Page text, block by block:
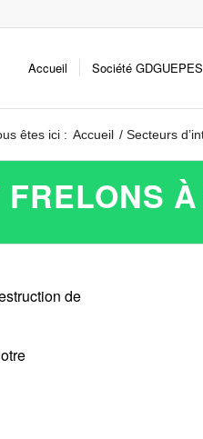
Accueil Société GDGUEPES
êtes ici : Accueil / Secteurs
de